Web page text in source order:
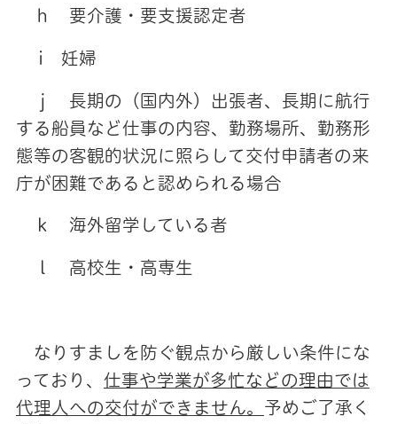
ｈ 要介護・要支援認定者
i 妊婦
ｊ 長期の（国内外）出張者、長期に航行
する船員など仕事の内容、勤務場所、勤務形
態等の客観的状況に照らして交付申請者の来
庁が困難であると認められる場合
ｋ 海外留学している者
ｌ 高校生・高専生
なりすましを防ぐ観点から厳しい条件にな
っており、 仕事や学業が多忙などの理由では
代理人への交付ができません。 予めご了承く